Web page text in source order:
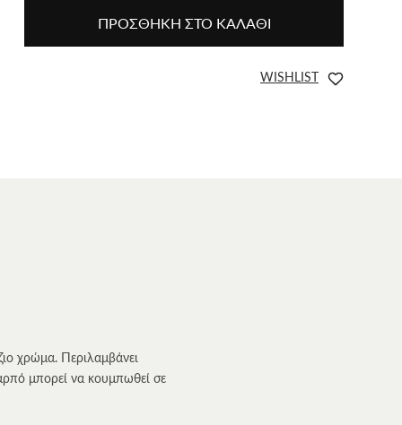
ΠΡΟΣΘΗΚΗ ΣΤΟ ΚΑΛΑΘΙ
WISHLIST
χρώμα. Περιλαμβάνει
μπορεί να κουμπωθεί σε